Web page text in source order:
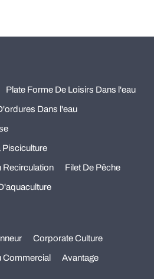
Plate Forme De Loisirs Dans l'eau
Dans l'eau
Pisciculture
Recirculation Filet De Pêche
Corporate Culture
Commercial Avantage